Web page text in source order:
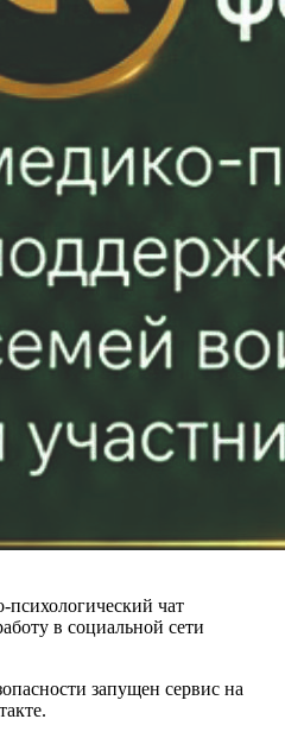
чат
в социальной сети
запущен сервис на